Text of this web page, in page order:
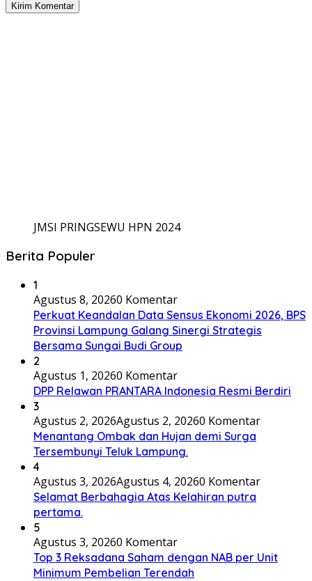
JMSI PRINGSEWU HPN 2024
Berita Populer
1
Agustus 8, 20260 Komentar
Perkuat Keandalan Data Sensus Ekonomi 2026, BPS
Provinsi Lampung Galang Sinergi Strategis
Bersama Sungai Budi Group
2
Agustus 1, 20260 Komentar
DPP Relawan PRANTARA Indonesia Resmi Berdiri
3
Agustus 2, 2026Agustus 2, 20260 Komentar
Menantang Ombak dan Hujan demi Surga
Tersembunyi Teluk Lampung.
4
Agustus 3, 2026Agustus 4, 20260 Komentar
Selamat Berbahagia Atas Kelahiran putra
pertama.
5
Agustus 3, 20260 Komentar
Top 3 Reksadana Saham dengan NAB per Unit
Minimum Pembelian Terendah